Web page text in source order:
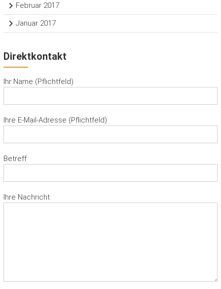
Februar 2017
Januar 2017
Direktkontakt
Ihr Name (Pflichtfeld)
Ihre E-Mail-Adresse (Pflichtfeld)
Betreff
Ihre Nachricht